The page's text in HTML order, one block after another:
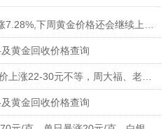
黄金回收价格查询
黄金回收价格查询